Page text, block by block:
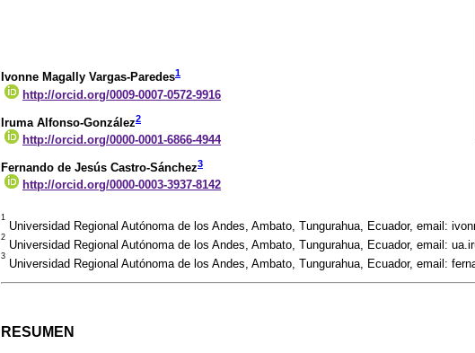
Ivonne Magally Vargas-Paredes1
http://orcid.org/0009-0007-0572-9916
Iruma Alfonso-González2
http://orcid.org/0000-0001-6866-4944
Fernando de Jesús Castro-Sánchez3
http://orcid.org/0000-0003-3937-8142
1
Universidad Regional Autónoma de los Andes, Ambato, Tungurahua, Ecuador, email:
2
Universidad Regional Autónoma de los Andes, Ambato, Tungurahua, Ecuador, email:
3
Universidad Regional Autónoma de los Andes, Ambato, Tungurahua, Ecuador, email:
RESUMEN